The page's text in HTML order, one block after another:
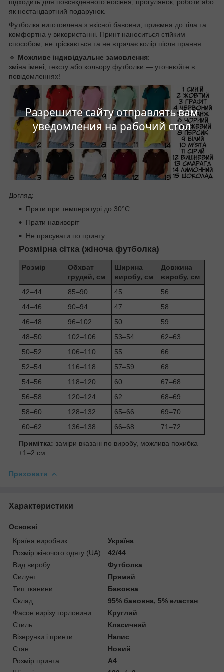
Разрешите сайту отправлять вам
уведомления на рабочий стол
підходить для повсякденного носіння, прогулянок, роботи або
як нестандартний подарунок.
Футболка виготовлена з якісної бавовни, приємна до тіла та
комфортна у використанні. Принт наноситься стійким
способом, не тріскається та не втрачає колір після прання.
🔹 Можливе індивідуальне замовлення:
зміна імені, тексту або кольору футболки — уточнюйте в
повідомленнях!
Догляд:
Прати при температурі до 30°C
Прати навиворіт
Не прасувати по принту
Розмірна сітка (жіноча футболка)
Розмір
Обхват
грудей, см
Ширина
виробу, см
Довжина
виробу, см
42–44
85–90 45
56
44–46
90–94 47
58
46–48
96–102 50
59
48–50
102–106 53–54
62–63
50–52
106–110 55
66
52–54
116–118 57–59
68
54–56
118–120 60
67–68
56–58
120–124 62
68–69
58–60
128–132 65–66
69–70
60–62
136–138 66–68 71–72
Примітка: заміри вказані по виробу, можлива похибка
±1–2 см.
Приховати
Характеристики
Основні
Країна виробник
Україна
Розмір жіночого одягу (UA)
42/44
Вид виробу
Футболка
Силует
Прямий
Тип тканини
Бавовна
Склад
95% бавовна, 5% еластан
Фасон вирізу горловини
Круглий
Стиль
Класичний
Візерунки і принти
Напис
Стан
Новий
Розмір принта
А4